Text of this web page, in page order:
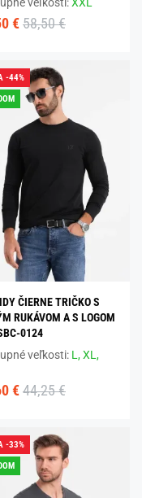
€58,50 €
-44%
ČIERNE TRIČKO S
RUKÁVOM A S LOGOM
0124
veľkosti: L,XL,
€44,25 €
-33%